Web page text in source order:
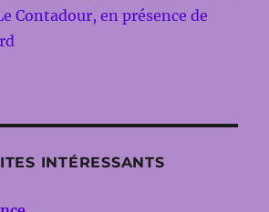
Contadour, en présence de
INTÉRESSANTS